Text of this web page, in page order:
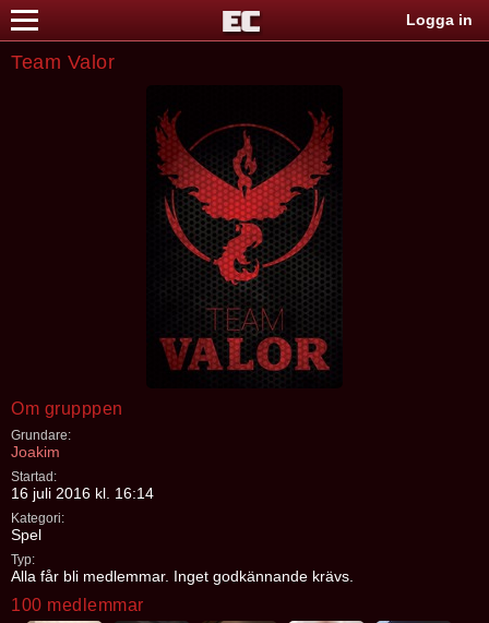
Logga in
Team Valor
Om grupppen
Grundare:
Joakim
Startad:
16 juli 2016 kl. 16:14
Kategori:
Spel
Typ:
Alla får bli medlemmar. Inget godkännande krävs.
100 medlemmar